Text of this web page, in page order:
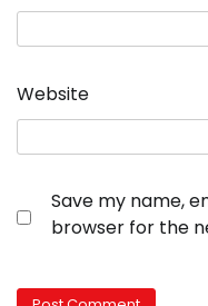
Website
Save my name,
browser for the